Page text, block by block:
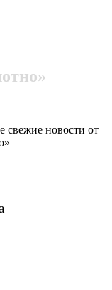
свежие новости от